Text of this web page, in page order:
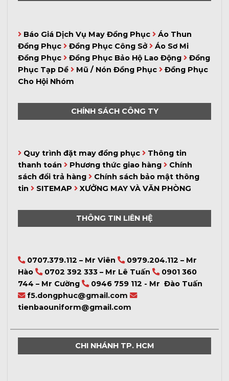
Báo Giá Dịch Vụ May Đồng Phục
Áo Thun
Đồng Phục
Đồng Phục Công Sở
Áo Sơ Mi
Đồng Phục
Đồng Phục Bảo Hộ Lao Động
Đồng
Phục Tạp Dề
Mũ / Nón Đồng Phục
Đồng Phục
Cho Hội Nhóm
CHÍNH SÁCH CÔNG TY
Quy trình đặt may đồng phục
Thông tin
thanh toán
Phương thức giao hàng
Chính
sách đổi trả hàng
Chính sách bảo mật thông
tin
SITEMAP XƯỞNG MAY VÀ VĂN PHÒNG
THÔNG TIN LIÊN HỆ
0707.379.112 – Mr Viên
0979.204.112 – Mr
Hào
0702 392 333 – Mr Lê Tuấn
0901 360
744 – Mr Cường
0946 759 112 - Mr Đào Tuấn
f5.dongphuc@gmail.com
tienbaouniform@gmail.com
CHI NHÁNH TP. HCM